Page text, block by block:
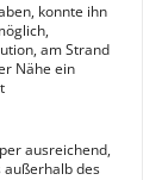
konnte ihn
am Strand
Nähe ein
ausreichend,
des